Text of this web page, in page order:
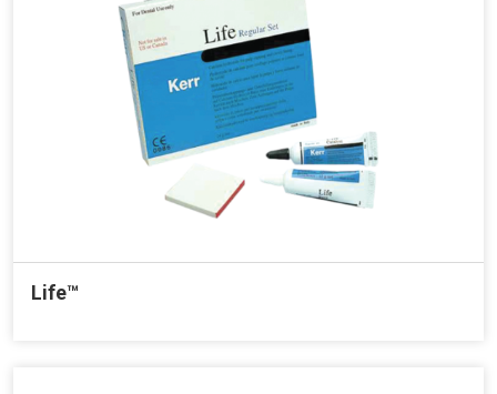
Life™